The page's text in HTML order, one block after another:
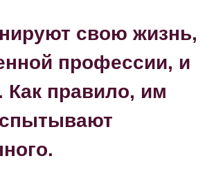
свою жизнь,
профессии, и
Как правило, им